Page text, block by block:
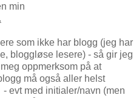
min
som ikke har blogg (jeg har
bloggløse lesere) - så gir jeg
oppmerksom på at
må også aller helst
evt med initialer/navn (men